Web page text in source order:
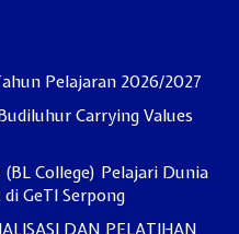
Pelajaran 2026/2027
Carrying Values
College) Pelajari Dunia
GeTI Serpong
DAN PELATIHAN